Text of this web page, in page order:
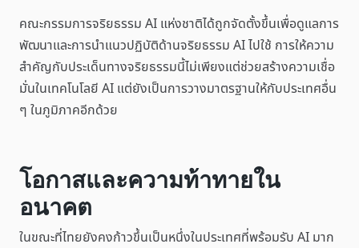
คณะกรรมการจริยธรรม AI แห่งชาติได้ถูกจัดตั้งขึ้นเพื่อดูแลการ
พัฒนาและการนำแนวปฏิบัติด้านจริยธรรม AI ไปใช้ การให้ความ
สำคัญกับประเด็นทางจริยธรรมนี้ไม่เพียงแต่ช่วยสร้างความเชื่อ
มั่นในเทคโนโลยี AI แต่ยังเป็นการวางมาตรฐานให้กับประเทศอื่น
ๆ ในภูมิภาคอีกด้วย
โอกาสและความท้าทายใน
อนาคต
ในขณะที่ไทยยังคงก้าวขึ้นเป็นหนึ่งในประเทศที่พร้อมรับ AI มาก